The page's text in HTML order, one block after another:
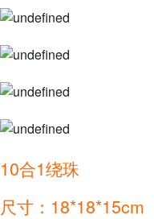
10合1绕珠
尺寸：18*18*15cm